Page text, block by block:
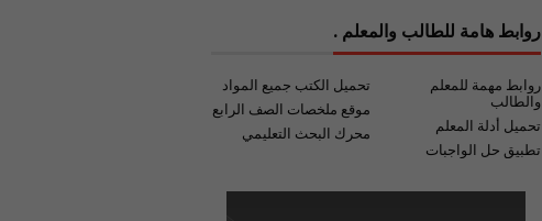
روابط هامة للطالب والمعلم .
تحميل الكتب جميع المواد
روابط مهمة للمعلم
والطالب
موقع ملخصات الصف الرابع
تحميل أدلة المعلم
محرك البحث التعليمي
تطبيق حل الواجبات